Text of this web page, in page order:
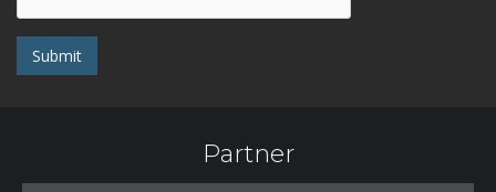
Submit
Partner